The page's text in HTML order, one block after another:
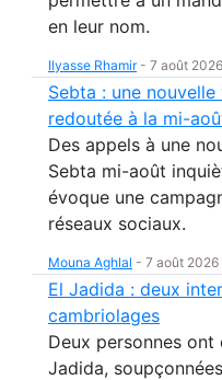
en leur nom.
Ilyasse Rhamir- 7 août 2026
Sebta : une
redoutée à la mi-
Des appels à une
Sebta mi-août
évoque une
réseaux sociaux.
Mouna Aghlal - 7 août 2026
El Jadida : deux
cambriolages
Deux personnes ont
Jadida,